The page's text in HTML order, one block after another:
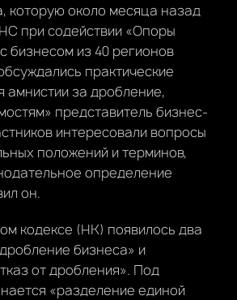
которую около месяца назад
при содействии «Опоры
бизнесом из 40 регионов
практические
амнистии за дробление,
представитель бизнес-
интересовали вопросы
положений и терминов,
определение
он.
кодексе (НК) появилось два
бизнеса» и
от дробления». Под
«разделение единой